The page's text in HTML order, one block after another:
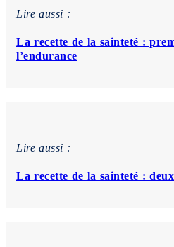
Lire aussi :
La recette de la sainteté :
l’endurance
Lire aussi :
La recette de la sainteté :